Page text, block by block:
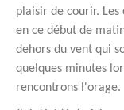
plaisir de courir.
en ce début de
dehors du vent qui
quelques minutes
rencontrons l'orage.